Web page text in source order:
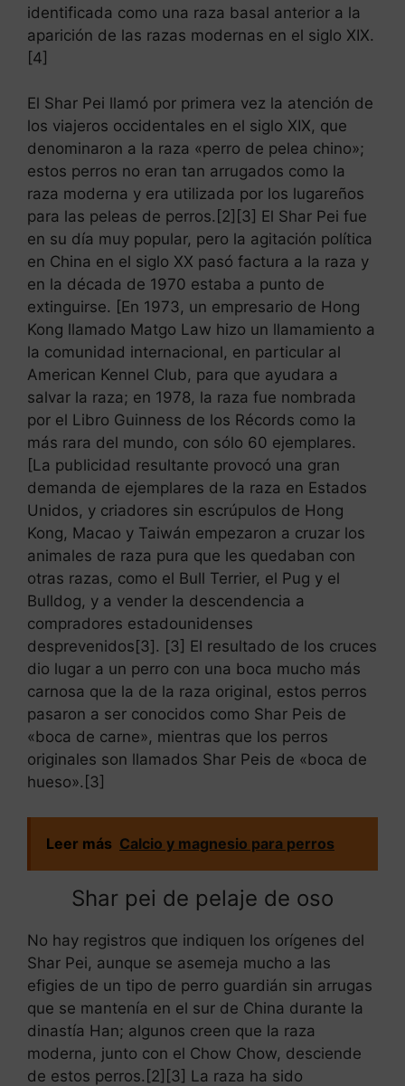
identificada como una raza basal anterior a la
aparición de las razas modernas en el siglo XIX.
[4]
El Shar Pei llamó por primera vez la atención de
los viajeros occidentales en el siglo XIX, que
denominaron a la raza «perro de pelea chino»;
estos perros no eran tan arrugados como la
raza moderna y era utilizada por los lugareños
para las peleas de perros.[2][3] El Shar Pei fue
en su día muy popular, pero la agitación política
en China en el siglo XX pasó factura a la raza y
en la década de 1970 estaba a punto de
extinguirse. [En 1973, un empresario de Hong
Kong llamado Matgo Law hizo un llamamiento a
la comunidad internacional, en particular al
American Kennel Club, para que ayudara a
salvar la raza; en 1978, la raza fue nombrada
por el Libro Guinness de los Récords como la
más rara del mundo, con sólo 60 ejemplares.
[La publicidad resultante provocó una gran
demanda de ejemplares de la raza en Estados
Unidos, y criadores sin escrúpulos de Hong
Kong, Macao y Taiwán empezaron a cruzar los
animales de raza pura que les quedaban con
otras razas, como el Bull Terrier, el Pug y el
Bulldog, y a vender la descendencia a
compradores estadounidenses
desprevenidos[3]. [3] El resultado de los cruces
dio lugar a un perro con una boca mucho más
carnosa que la de la raza original, estos perros
pasaron a ser conocidos como Shar Peis de
«boca de carne», mientras que los perros
originales son llamados Shar Peis de «boca de
hueso».[3]
Leer más Calcio y magnesio para perros
Shar pei de pelaje de oso
No hay registros que indiquen los orígenes del
Shar Pei, aunque se asemeja mucho a las
efigies de un tipo de perro guardián sin arrugas
que se mantenía en el sur de China durante la
dinastía Han; algunos creen que la raza
moderna, junto con el Chow Chow, desciende
de estos perros.[2][3] La raza ha sido